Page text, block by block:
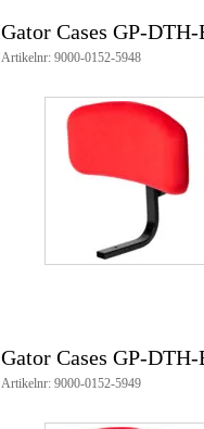
Gator Cases GP-
Artikelnr: 9000-0152-5948
Gator Cases GP-
Artikelnr: 9000-0152-5949